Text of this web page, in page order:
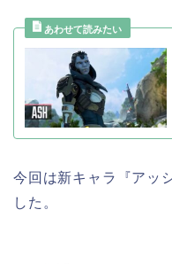
今回は新キャラ『アッ
した。